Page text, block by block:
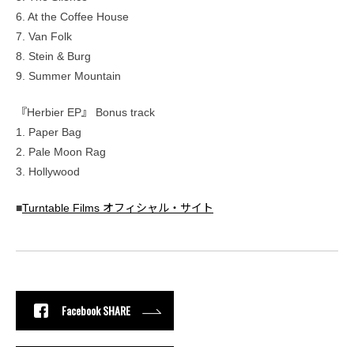
6. At the Coffee House
7. Van Folk
8. Stein & Burg
9. Summer Mountain
『Herbier EP』 Bonus track
1. Paper Bag
2. Pale Moon Rag
3. Hollywood
■Turntable Films オフィシャル・サイト
Facebook SHARE